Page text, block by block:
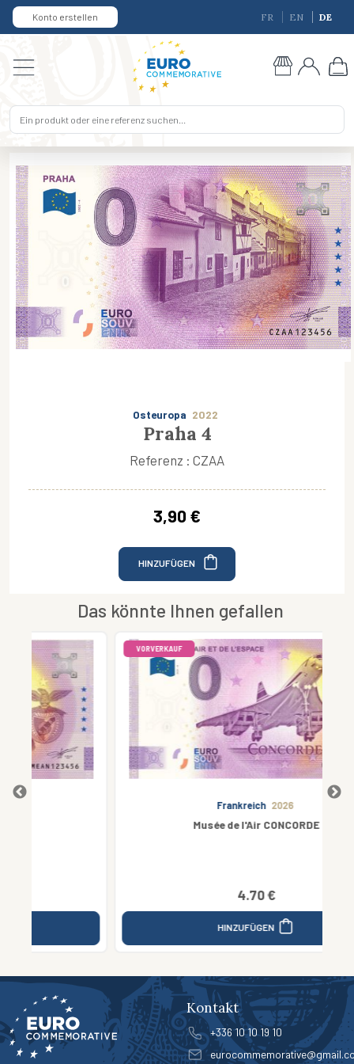
Konto erstellen FR EN DE
Osteuropa 2022
Praha 4
Referenz : CZAA
3,90 €
HINZUFÜGEN
Das könnte Ihnen gefallen
VORVERKAUF
2026
Musée de l'Air CONCORDE
Kontakt
+336 10 10 19 10